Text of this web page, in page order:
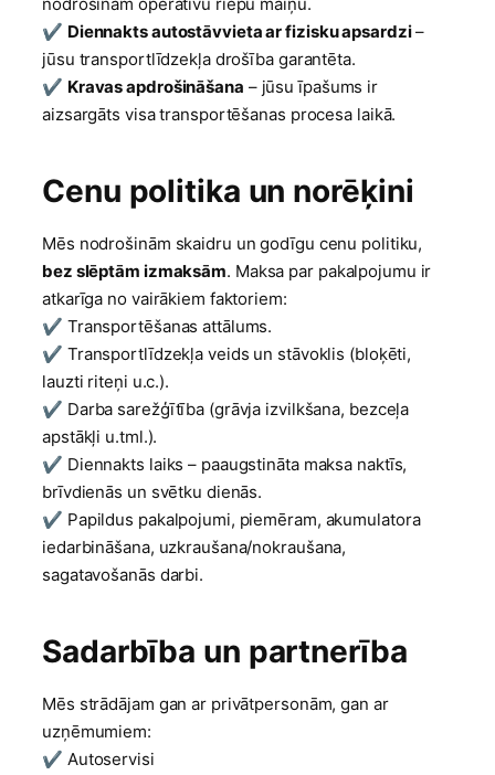
nodrošinām operatīvu riepu maiņu.
✔ Diennakts autostāvvieta ar fizisku apsardzi–
jūsu transportlīdzekļa drošība garantēta.
✔ Kravas apdrošināšana – jūsu īpašums ir
aizsargāts visa transportēšanas procesa laikā.
Cenu politika un norēķini
Mēs nodrošinām skaidru un godīgu cenu politiku,
bez slēptām izmaksām. Maksa par pakalpojumu ir
atkarīga no vairākiem faktoriem:
✔ Transportēšanas attālums.
✔ Transportlīdzekļa veids un stāvoklis (bloķēti,
lauzti riteņi u.c.).
✔ Darba sarežģītība (grāvja izvilkšana, bezceļa
apstākļi u.tml.).
✔ Diennakts laiks – paaugstināta maksa naktīs,
brīvdienās un svētku dienās.
✔ Papildus pakalpojumi, piemēram, akumulatora
iedarbināšana, uzkraušana/nokraušana,
sagatavošanās darbi.
Sadarbība un partnerība
Mēs strādājam gan ar privātpersonām, gan ar
uzņēmumiem:
✔ Autoservisi